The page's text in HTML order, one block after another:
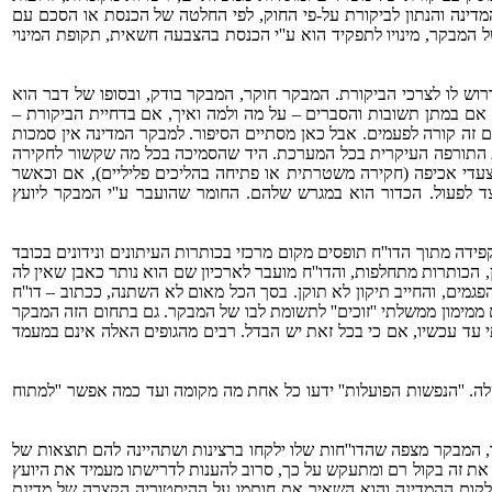
והנתון לביקורת על-פי החוק, לפי החלטה של הכנסת או הסכם עם
המבקר, מינויו לתפקיד הוא ע''י הכנסת בהצבעה חשאית, תקופת המינוי
לו לצרכי הביקורת. המבקר חוקר, המבקר בודק, ובסופו של דבר הוא
במתן תשובות והסברים – על מה ולמה ואיך, אם בדחיית הביקורת –
קורה לפעמים. אבל כאן מסתיים הסיפור. למבקר המדינה אין סמכות
התורפה העיקרית בכל המערכת. היד שהסמיכה בכל מה שקשור לחקירה
אכיפה (חקירה משטרתית או פתיחה בהליכים פליליים), אם וכאשר
לפעול. הכדור הוא במגרש שלהם. החומר שהועבר ע''י המבקר ליועץ
מתוך הדו''ח תופסים מקום מרכזי בכותרות העיתונים ונידונים בכובד
מתחלפות, והדו''ח מועבר לארכיון שם הוא נותר כאבן שאין לה
והחייב תיקון לא תוקן. בסך הכל מאום לא השתנה, ככתוב – דו''ח
ממימון ממשלתי ''זוכים'' לתשומת לבו של המבקר. גם בתחום הזה המבקר
עכשיו, אם כי בכל זאת יש הבדל. רבים מהגופים האלה אינם במעמד
''הנפשות הפועלות'' ידעו כל אחת מה מקומה ועד כמה אפשר ''למתוח
מצפה שהדו''חות שלו ילקחו ברצינות ושתהיינה להם תוצאות של
זה בקול רם ומתעקש על כך, סרוב להענות לדרישתו מעמיד את היועץ